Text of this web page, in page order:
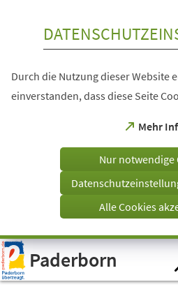
Visuelle
Assistenzsoftware
öffnen.
Durch die Nutzung dieser Website
einverstanden, dass diese Seite
Mehr
(Öffnet
einem
Tab)
Nur notwendige
Alle Cookies
Paderborn